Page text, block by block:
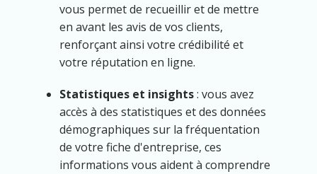
vous permet de recueillir et de mettre
en avant les avis de vos clients,
renforçant ainsi votre crédibilité et
votre réputation en ligne.
Statistiques et insights: vous avez
accès à des statistiques et des données
démographiques sur la fréquentation
de votre fiche d'entreprise, ces
informations vous aident à comprendre